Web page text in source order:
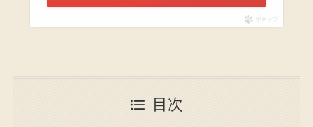
ポチップ
目次